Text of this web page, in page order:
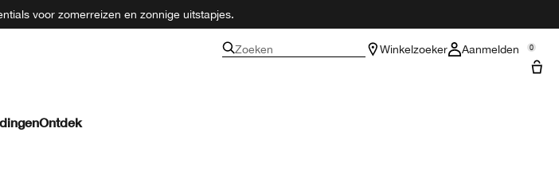
voor zomerreizen en zonnige uitstapjes.
Zoeken Winkelzoeker Aanmelden 0
Ontdek